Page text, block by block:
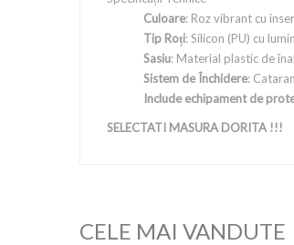
Culoare: Roz vibrant cu
Tip Roți: Silicon (PU) cu
Sasiu: Material plastic de
Sistem de Închidere:
Include echipament de
SELECTATI MASURA DORITA !!!
CELE MAI VANDUTE